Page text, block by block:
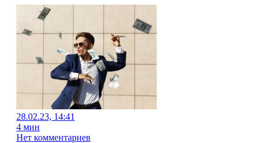
28.02.23, 14:41
4 мин
Нет комментариев